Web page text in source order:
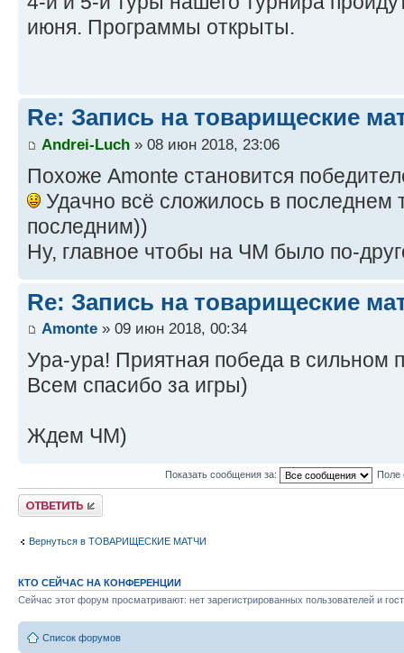
июня. Программы открыты.
Re: Запись на товарищеские
Andrei-Luch » 08 июн 2018, 23:06
Похоже Amonte становится
Удачно всё сложилось в последнем
последним))
Ну, главное чтобы на ЧМ было по-
Re: Запись на товарищеские
Amonte » 09 июн 2018, 00:34
Ура-ура! Приятная победа в сильном
Всем спасибо за игры)
Ждем ЧМ)
Показать сообщения за: Поле
Ответить
Вернуться в ТОВАРИЩЕСКИЕ МАТЧИ
КТО СЕЙЧАС НА КОНФЕРЕНЦИИ
Сейчас этот форум просматривают: нет зарегистрированных пользователей и
Список форумов